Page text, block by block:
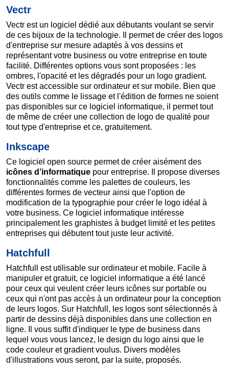
Vectr
Vectr est un logiciel dédié aux débutants voulant se servir
de ces bijoux de la technologie. Il permet de créer des logos
d'entreprise sur mesure adaptés à vos dessins et
représentant votre business ou votre entreprise en toute
facilité. Différentes options vous sont proposées : les
ombres, l'opacité et les dégradés pour un logo gradient.
Vectr est accessible sur ordinateur et sur mobile. Bien que
des outils comme le lissage et l'édition de formes ne soient
pas disponibles sur ce logiciel informatique, il permet tout
de même de créer une collection de logo de qualité pour
tout type d'entreprise et ce, gratuitement.
Inkscape
Ce logiciel open source permet de créer aisément des
icônes d’informatique pour entreprise. Il propose diverses
fonctionnalités comme les palettes de couleurs, les
différentes formes de vecteur ainsi que l'option de
modification de la typographie pour créer le logo idéal à
votre business. Ce logiciel informatique intéresse
principalement les graphistes à budget limité et les petites
entreprises qui débutent tout juste leur activité.
Hatchfull
Hatchfull est utilisable sur ordinateur et mobile. Facile à
manipuler et gratuit, ce logiciel informatique a été lancé
pour ceux qui veulent créer leurs icônes sur portable ou
ceux qui n'ont pas accès à un ordinateur pour la conception
de leurs logos. Sur Hatchfull, les logos sont sélectionnés à
partir de dessins déjà disponibles dans une collection en
ligne. Il vous suffit d'indiquer le type de business dans
lequel vous vous lancez, le design du logo ainsi que le
code couleur et gradient voulus. Divers modèles
d'illustrations vous seront, par la suite, proposés.